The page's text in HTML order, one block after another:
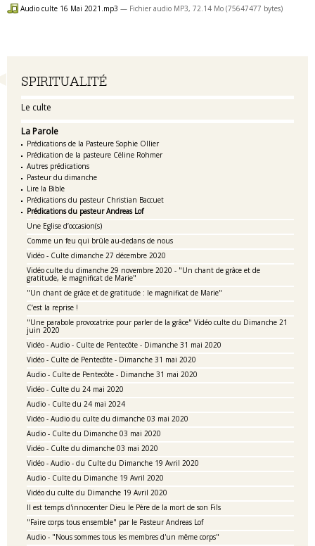
Navigation
SPIRITUALITÉ
Le culte
La Parole
Prédications de la Pasteure Sophie Ollier
Prédication de la pasteure Céline Rohmer
Autres prédications
Pasteur du dimanche
Lire la Bible
Prédications du pasteur Christian Baccuet
Prédications du pasteur Andreas Lof
Une Eglise d’occasion(s)
Comme un feu qui brûle au-dedans de nous
Vidéo - Culte dimanche 27 décembre 2020
Vidéo culte du dimanche 29 novembre 2020 - "Un chant de grâce et de
gratitude, le magnificat de Marie"
"Un chant de grâce et de gratitude : le magnificat de Marie"
C’est la reprise !
"Une parabole provocatrice pour parler de la grâce" Vidéo culte du Dimanche 21
juin 2020
Vidéo - Audio - Culte de Pentecôte - Dimanche 31 mai 2020
Vidéo - Culte de Pentecôte - Dimanche 31 mai 2020
Audio - Culte de Pentecôte - Dimanche 31 mai 2020
Vidéo - Culte du 24 mai 2020
Audio - Culte du 24 mai 2024
Vidéo - Audio du culte du dimanche 03 mai 2020
Audio - Culte du Dimanche 03 mai 2020
Vidéo - Culte du dimanche 03 mai 2020
Vidéo - Audio - du Culte du Dimanche 19 Avril 2020
Audio - Culte du Dimanche 19 Avril 2020
Vidéo du culte du Dimanche 19 Avril 2020
Il est temps d'innocenter Dieu le Père de la mort de son Fils
"Faire corps tous ensemble" par le Pasteur Andreas Lof
Audio - "Nous sommes tous les membres d'un même corps"
Audio culte 16 Mai 2021.mp3 — Fichier audio MP3, 72.14 Mo (75647477 bytes)